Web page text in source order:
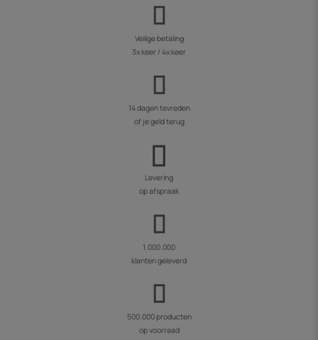
Veilige betaling
3x keer / 4x keer
14 dagen tevreden
of je geld terug
Levering
op afspraak
1.000.000
klanten geleverd
500.000 producten
op voorraad